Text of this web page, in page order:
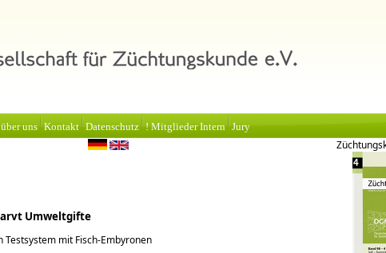
uns Kontakt Datenschutz ! Mitglieder Intern Jury
Umweltgifte
Testsystem mit Fisch-Embyronen